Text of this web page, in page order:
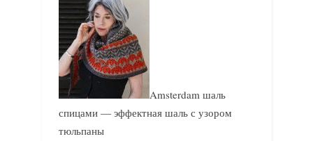
Amsterdam шаль
спицами — эффектная шаль с узором
тюльпаны